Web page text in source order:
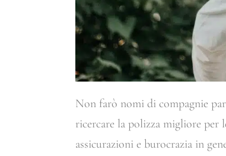
Non farò nomi di compagnie
ricercare la polizza migliore per
assicurazioni e burocrazia in